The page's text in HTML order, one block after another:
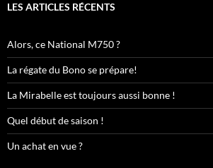
LES ARTICLES RÉCENTS
Alors, ce National M750 ?
La régate du Bono se prépare!
La Mirabelle est toujours aussi bonne !
Quel début de saison !
Un achat en vue ?